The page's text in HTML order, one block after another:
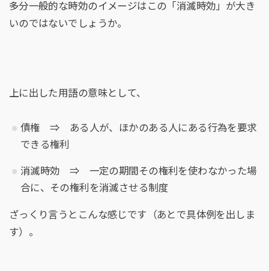
多分一般的な時効のイメージはこの「消滅時効」が大き
いのではないでしょうか。
上に出した用語の意味として、
債権 ⇒ ある人が、ほかのある人にある行為を要求
できる権利
消滅時効 ⇒ 一定の期間その権利を使わなかった場
合に、その権利を消滅させる制度
ざっくり言うとこんな感じです（あとで具体例を出しま
す）。